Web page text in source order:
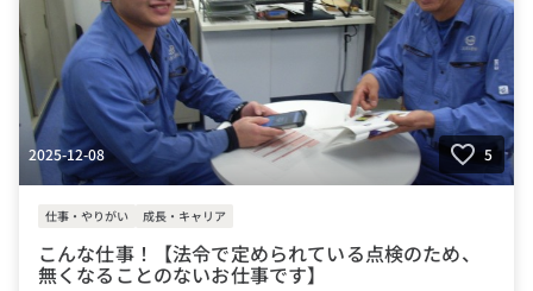
2025-12-08 5
仕事・やりがい 成長・キャリア
こんな仕事！【法令で定められている点検のため、
無くなることのないお仕事です】